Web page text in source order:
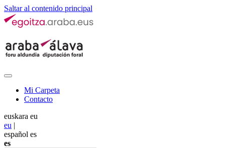
Saltar al contenido principal
Mi Carpeta
Contacto
euskara eu
eu |
español es
es